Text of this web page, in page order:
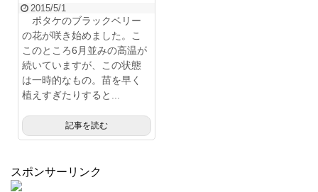
2015/5/1
ポタケのブラックベリー
の花が咲き始めました。こ
このところ6月並みの高温が
続いていますが、この状態
は一時的なもの。苗を早く
植えすぎたりすると...
記事を読む
スポンサーリンク